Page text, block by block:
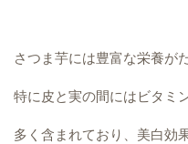
さつま芋には豊富な栄養が
特に皮と実の間にはビタミ
多く含まれており、美白効